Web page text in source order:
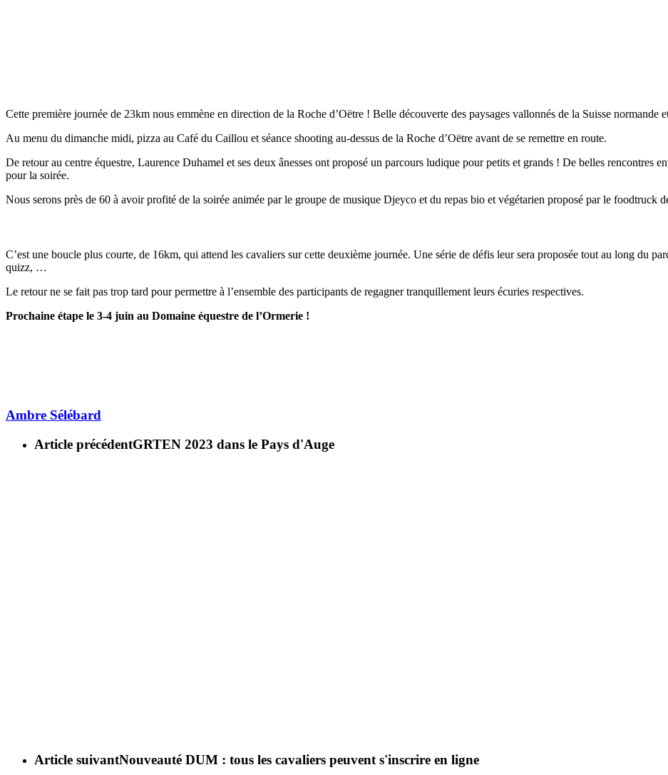
Cette première journée de 23km nous emmène en direction de la Roche d’Oëtre ! Belle découverte des paysages vallonnés de la Suisse normande
Au menu du dimanche midi, pizza au Café du Caillou et séance shooting au-dessus de la Roche d’Oëtre avant de se remettre en route.
De retour au centre équestre, Laurence Duhamel et ses deux ânesses ont proposé un parcours ludique pour petits et grands ! De belles rencontres
pour la soirée.
Nous serons près de 60 à avoir profité de la soirée animée par le groupe de musique Djeyco et du repas bio et végétarien proposé par le foodtruck
C’est une boucle plus courte, de 16km, qui attend les cavaliers sur cette deuxième journée. Une série de défis leur sera proposée tout au long du
quizz, …
Le retour ne se fait pas trop tard pour permettre à l’ensemble des participants de regagner tranquillement leurs écuries respectives.
Prochaine étape le 3-4 juin au Domaine équestre de l’Ormerie !
Ambre Sélébard
Article précédentGRTEN 2023 dans le Pays d'Auge
Article suivantNouveauté DUM : tous les cavaliers peuvent s'inscrire en ligne